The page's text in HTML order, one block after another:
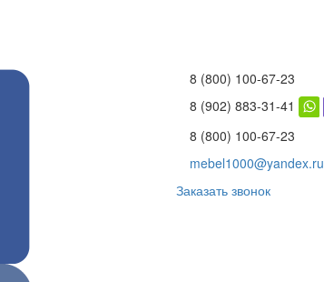
8 (800) 100-67-23
8 (902) 883-31-41
8 (800) 100-67-23
mebel1000@yandex.ru
Заказать звонок